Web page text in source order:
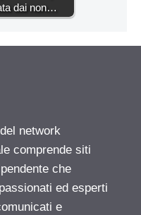
dai non…
network
comprende siti
che
ed esperti
e